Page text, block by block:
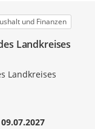
und Finanzen
Landkreises
Landkreises
09.07.2027